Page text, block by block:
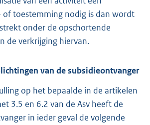
of toestemming nodig is dan wordt
onder de opschortende
de verkrijging hiervan.
van de subsidieontvanger
op het bepaalde in de artikelen
3.5 en 6.2 van de Asv heeft de
in ieder geval de volgende